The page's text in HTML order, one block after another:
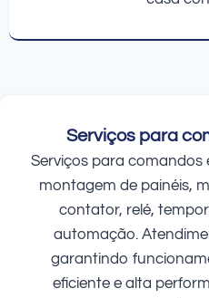
Serviços para
Serviços para comandos
montagem de painéis,
contator, relé,
automação.
garantindo
eficiente e alta